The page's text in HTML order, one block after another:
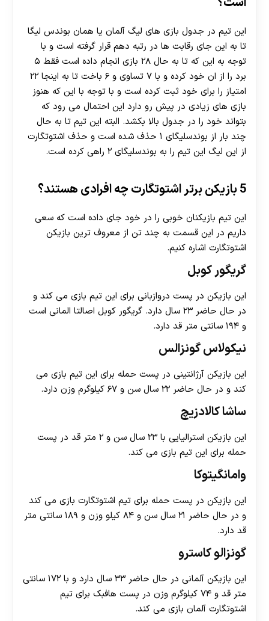
این تیم در جدول بازی های لیگ آلمان یا همان بوندس لیگا
تا به این جای رقابت ها در رتبه دهم قرار گرفته است و با
توجه به این که تا به حال ۲۸ بازی انجام داده است فقط ۵
برد را از ان خود کرده و با ۷ تساوی و ۶ باخت تا به اینجا ۲۲
امتیاز را برای خود ثبت کرده است و با توجه با این که هنوز
بازی های زیادی در پیش رو دارد این احتمال می رود که
بتواند خود را در جدول بالا بکشد. البته این تیم تا به حال
چند بار از بوندسلیگای ۱ حذف شده است و حذف اشتوتگارت
از این لیگ این تیم را به بوندسلیگای ۲ راهی کرده است.
5 بازیکن برتر اشتوتگارت چه افرادی هستند؟
این تیم بازیکنان خوبی را در خود جای داده است که سعی
داریم در این قسمت به چند تن از معروف ترین بازیکن
اشتوتگارت اشاره کنیم.
گریگور کوبل
این بازیکن در پست دروازبانی برای این تیم بازی می کند و
در حال حاضر ۲۳ سال دارد. گریگور کوبل اصالتا المانی است
و ۱۹۴ سانتی متر قد دارد.
نیکولاس گونزالس
این بازیکن آرژانتینی در پست حمله برای این تیم بازی می
کند و در حال حاضر ۲۲ سال سن و ۶۷ کیلوگرم وزن دارد.
ساشا کالادزیچ
این بازیکن استرالیایی با ۲۳ سال سن و ۲ متر قد در پست
حمله برای این تیم بازی می کند.
وامانگیتوکا
این بازیکن در پست حمله برای تیم اشتوتگارت بازی می کند
و در حال حاضر ۲۱ سال سن و ۸۴ کیلو وزن و ۱۸۹ سانتی متر
قد دارد.
گونزالو کاسترو
این بازیکن آلمانی در حال حاضر ۳۳ سال دارد و با ۱۷۲ سانتی
متر قد و ۷۴ کیلوگرم وزن در پست هافبک برای تیم
اشتوتگارت آلمان بازی می کند.